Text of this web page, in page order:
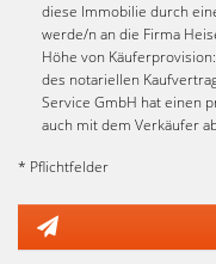
diese Immobilie durch
werde/n an die Firma
Höhe von
des notariellen
Service GmbH hat einen
auch mit dem Verkäufer
* Pflichtfelder